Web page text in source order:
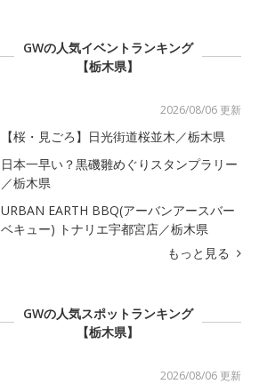
GWの人気イベントランキング
【栃木県】
2026/08/06 更新
【桜・見ごろ】日光街道桜並木／栃木県
日本一早い？黒磯雛めぐりスタンプラリー
／栃木県
URBAN EARTH BBQ(アーバンアースバー
ベキュー) トナリエ宇都宮店／栃木県
もっと見る
GWの人気スポットランキング
【栃木県】
2026/08/06 更新